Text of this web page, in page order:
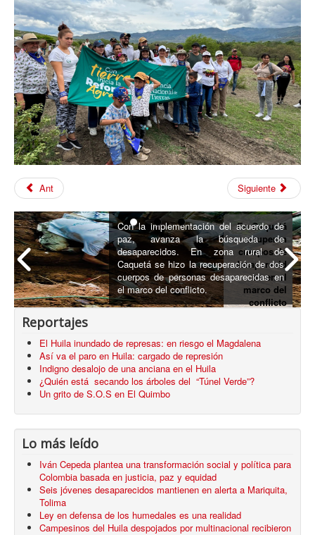
Ant Siguiente
En Caquetá
recuperan
cuerpos de
desaparecid
os en el
marco del
conflicto
Con la implementación del acuerdo de
paz, avanza la búsqueda de
desaparecidos. En zona rural de
Caquetá se hizo la recuperación de dos
cuerpos de personas desaparecidas en
el marco del conflicto.
Reportajes
El Huila inundado de represas: en riesgo el Magdalena
Así va el paro en Huila: cargado de represión
Indigno desalojo de una anciana en el Huila
¿Quién está secando los árboles del “Túnel Verde”?
Un grito de S.O.S en El Quimbo
Lo más leído
Iván Cepeda plantea una transformación social y política para
Colombia basada en justicia, paz y equidad
Seis jóvenes desaparecidos mantienen en alerta a Mariquita,
Tolima
Ley en defensa de los humedales es una realidad
Campesinos del Huila despojados por multinacional recibieron